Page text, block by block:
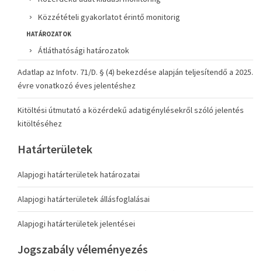
Közzétételi gyakorlatot érintő monitorig
HATÁROZATOK
Átláthatósági határozatok
Adatlap az Infotv. 71/D. § (4) bekezdése alapján teljesítendő a 2025.
évre vonatkozó éves jelentéshez
Kitöltési útmutató a közérdekű adatigénylésekről szóló jelentés
kitöltéséhez
Határterületek
Alapjogi határterületek határozatai
Alapjogi határterületek állásfoglalásai
Alapjogi határterületek jelentései
Jogszabály véleményezés